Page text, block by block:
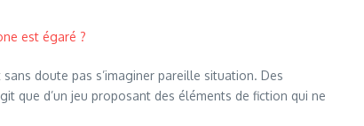
est égaré ?
doute pas s’imaginer pareille situation. Des
que d’un jeu proposant des éléments de fiction qui ne